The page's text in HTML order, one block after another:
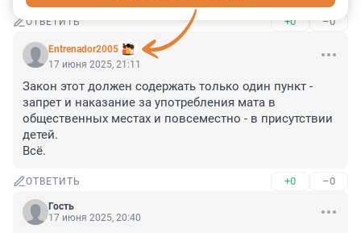
ОТВЕТИТЬ +0 –0
Entrenador2005
17 июня 2025, 21:11
Закон этот должен содержать только один пункт -
запрет и наказание за употребления мата в
общественных местах и повсеместно - в присутствии
детей.
Всё.
ОТВЕТИТЬ +0 –0
Гость
17 июня 2025, 20:40